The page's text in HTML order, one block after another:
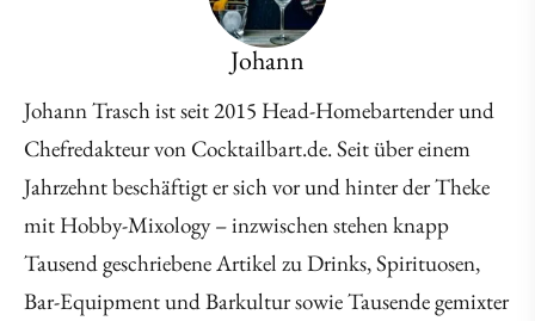
Johann
Johann Trasch ist seit 2015 Head-Homebartender und
Chefredakteur von Cocktailbart.de. Seit über einem
Jahrzehnt beschäftigt er sich vor und hinter der Theke
mit Hobby-Mixology – inzwischen stehen knapp
Tausend geschriebene Artikel zu Drinks, Spirituosen,
Bar-Equipment und Barkultur sowie Tausende gemixter